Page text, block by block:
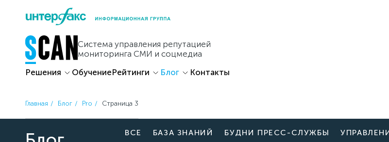
content
Система управления репутацией
мониторинга СМИ и соцмедиа
Решения ОбучениеРейтинги Блог Контакты
Главная Блог Pro Страница 3
ВСЕ БАЗА ЗНАНИЙ БУДНИ ПРЕСС-СЛУЖБЫ